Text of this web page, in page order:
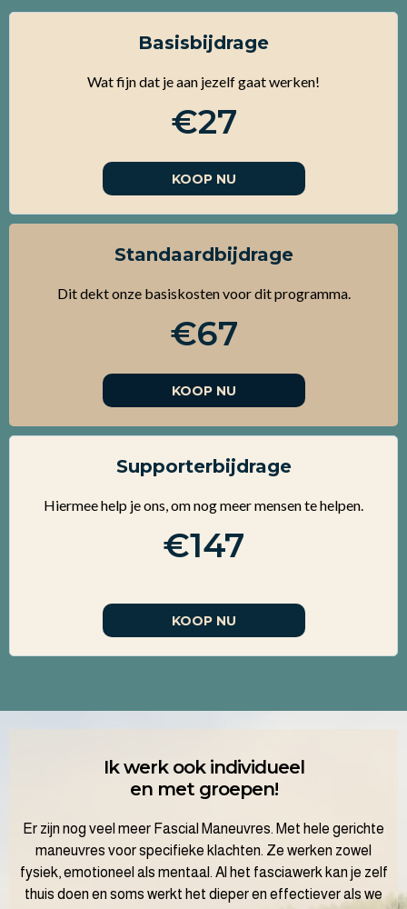
Basisbijdrage
Wat fijn dat je aan jezelf gaat werken!
€27
KOOP NU
Standaardbijdrage
Dit dekt onze basiskosten voor dit programma.
€67
KOOP NU
Supporterbijdrage
Hiermee help je ons, om nog meer mensen te helpen.
€147
KOOP NU
Ik werk ook individueel
en met groepen!
Er zijn nog veel meer Fascial Maneuvres. Met hele gerichte
maneuvres voor specifieke klachten. Ze werken zowel
fysiek, emotioneel als mentaal. Al het fasciawerk kan je zelf
thuis doen en soms werkt het dieper en effectiever als we